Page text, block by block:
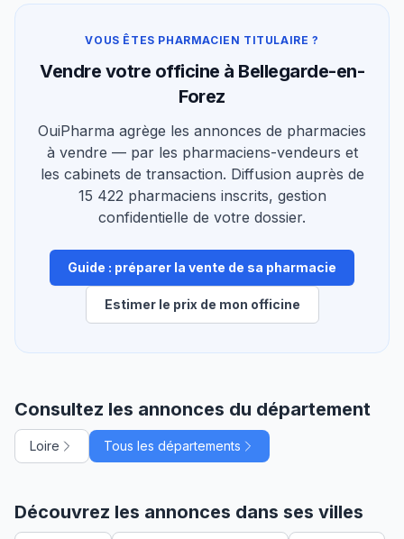
VOUS ÊTES PHARMACIEN TITULAIRE ?
Vendre votre officine à Bellegarde-en-
Forez
OuiPharma agrège les annonces de pharmacies
à vendre — par les pharmaciens-vendeurs et
les cabinets de transaction. Diffusion auprès de
15 422 pharmaciens inscrits, gestion
confidentielle de votre dossier.
Guide : préparer la vente de sa pharmacie
Estimer le prix de mon officine
Consultez les annonces du département
Loire Tous les départements
Découvrez les annonces dans ses villes